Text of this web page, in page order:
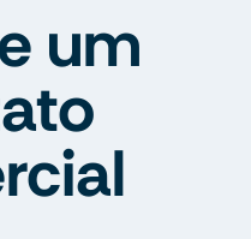
um